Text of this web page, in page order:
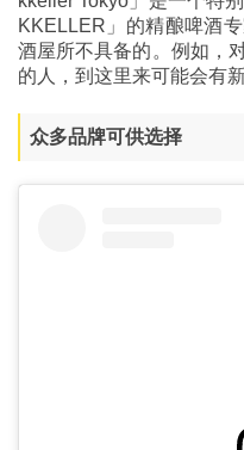
KKELLER」的精酿啤酒
酒屋所不具备的。例如，
的人，到这里来可能会有
众多品牌可供选择